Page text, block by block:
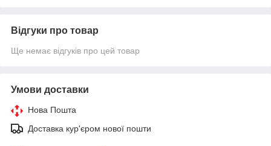
Відгуки про товар
Ще немає відгуків про цей товар
Умови доставки
Нова Пошта
Доставка кур'єром нової пошти